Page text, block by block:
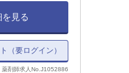
を見る
（要ログイン）
薬剤師求人No.J1052886